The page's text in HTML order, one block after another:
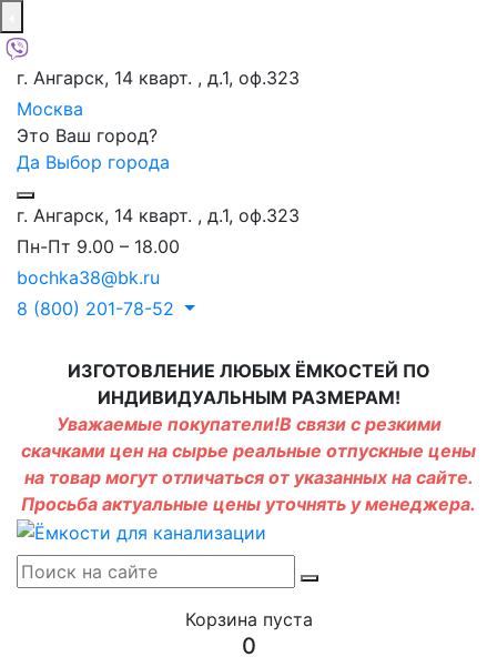
г. Ангарск, 14 кварт. , д.1, оф.323
Москва
Это Ваш город?
Да Выбор города
г. Ангарск, 14 кварт. , д.1, оф.323
Пн-Пт 9.00 – 18.00
bochka38@bk.ru
8 (800) 201-78-52
ИЗГОТОВЛЕНИЕ ЛЮБЫХ ЁМКОСТЕЙ ПО
ИНДИВИДУАЛЬНЫМ РАЗМЕРАМ!
Уважаемые покупатели!В связи с резкими
скачками цен на сырье реальные отпускные цены
на товар могут отличаться от указанных на сайте.
Просьба актуальные цены уточнять у менеджера.
Корзина пуста
0